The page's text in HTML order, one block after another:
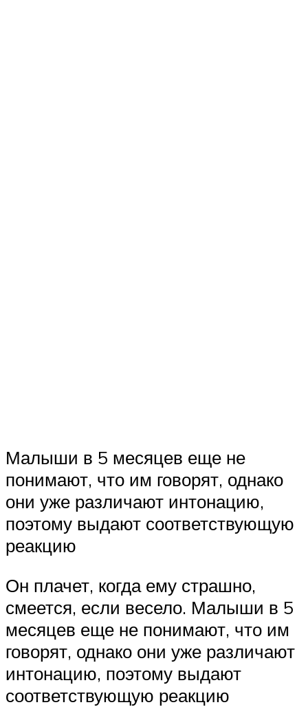
Малыши в 5 месяцев еще не
понимают, что им говорят, однако
они уже различают интонацию,
поэтому выдают соответствующую
реакцию
Он плачет, когда ему страшно,
смеется, если весело. Малыши в 5
месяцев еще не понимают, что им
говорят, однако они уже различают
интонацию, поэтому выдают
соответствующую реакцию